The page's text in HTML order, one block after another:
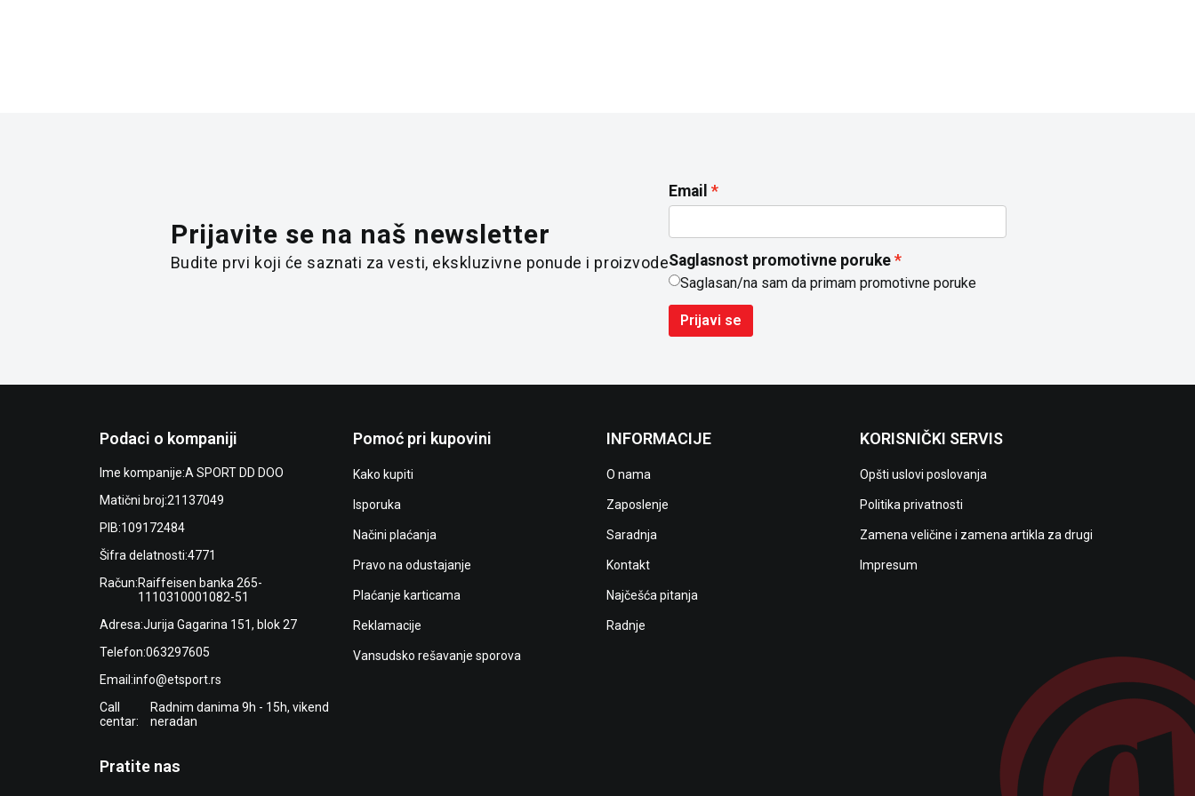
Prijavite se na naš newsletter
Budite prvi koji će saznati za vesti, ekskluzivne ponude i proizvode
Email
Saglasnost promotivne poruke
Saglasan/na sam da primam promotivne poruke
Prijavi se
Podaci o kompaniji
Ime kompanije:A SPORT DD DOO
Matični broj:21137049
PIB:109172484
Šifra delatnosti:4771
Račun:Raiffeisen banka 265-
1110310001082-51
Adresa:Jurija Gagarina 151, blok 27
Telefon:063297605
Email:info@etsport.rs
Call
centar:
Radnim danima 9h - 15h, vikend
neradan
Pomoć pri kupovini
Kako kupiti
Isporuka
Načini plaćanja
Pravo na odustajanje
Plaćanje karticama
Reklamacije
Vansudsko rešavanje sporova
INFORMACIJE
O nama
Zaposlenje
Saradnja
Kontakt
Najčešća pitanja
Radnje
KORISNIČKI SERVIS
Opšti uslovi poslovanja
Politika privatnosti
Zamena veličine i zamena artikla za drugi
Impresum
Pratite nas